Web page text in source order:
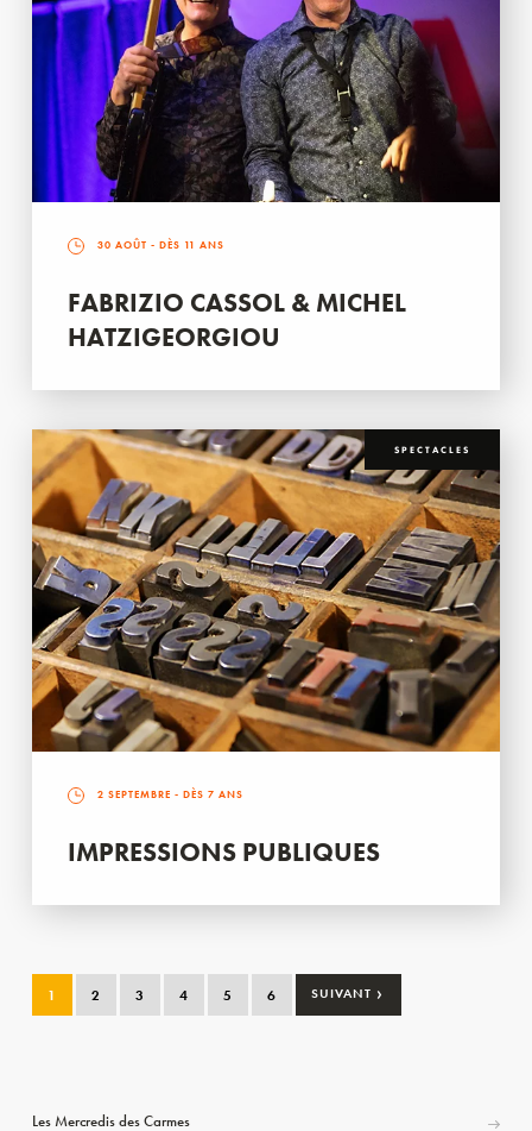
30 AOÛT - DÈS 11 ANS
FABRIZIO CASSOL & MICHEL
HATZIGEORGIOU
SPECTACLES
2 SEPTEMBRE - DÈS 7 ANS
IMPRESSIONS PUBLIQUES
1 2 3 4 5 6 SUIVANT ›
Les Mercredis des Carmes